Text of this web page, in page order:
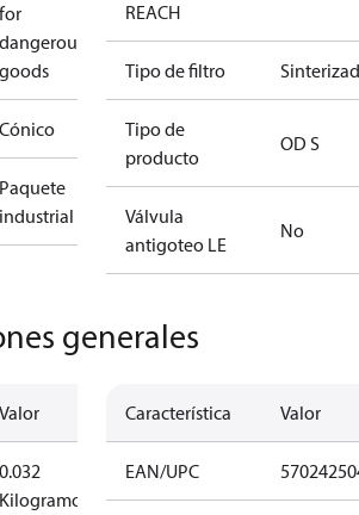
for
dangerous
goods
Cónico
Paquete
industrial
REACH
Tipo de filtro
Tipo de
producto
OD S
Válvula
antigoteo LE
No
generales
Valor
0.032
Kilogramo
Característica Valor
EAN/UPC